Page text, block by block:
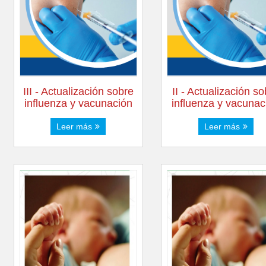
III - Actualización sobre
influenza y vacunación
Leer más
II - Actualización
influenza y
Leer más